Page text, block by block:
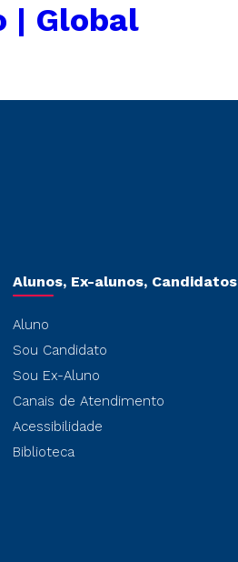
| Global
Alunos, Ex-alunos, Candidatos
Aluno
Sou Candidato
Sou Ex-Aluno
Canais de Atendimento
Acessibilidade
Biblioteca